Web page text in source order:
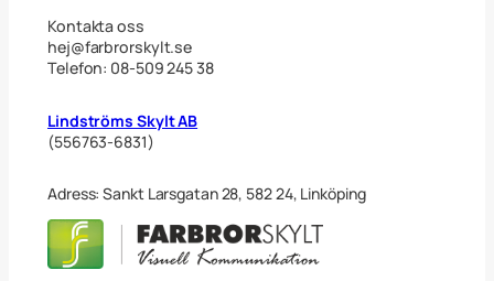
Kontakta oss
hej@farbrorskylt.se
Telefon: 08-509 245 38
Lindströms Skylt AB
(556763-6831)
Adress: Sankt Larsgatan 28, 582 24, Linköping